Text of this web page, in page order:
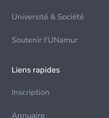
Université & Société
Soutenir l'UNamur
Liens rapides
Inscription
Annuaire